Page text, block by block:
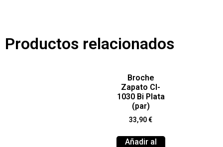
Productos relacionados
Broche
Zapato Cl-
1030 Bi Plata
(par)
33,90€
Añadir al